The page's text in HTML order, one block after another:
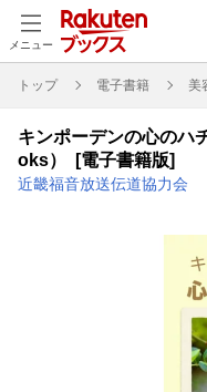
メニュー
トップ 電子書籍 美
キンポーデンの心のハ
oks） [電子書籍版]
近畿福音放送伝道協力会